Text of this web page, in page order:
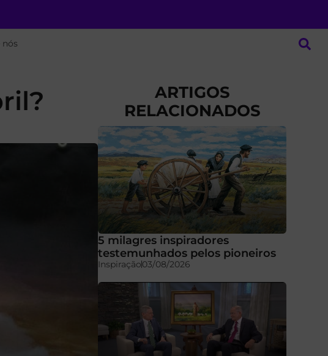
nós
ARTIGOS
RELACIONADOS
5 milagres inspiradores
testemunhados pelos pioneiros
Inspiração03/08/2026